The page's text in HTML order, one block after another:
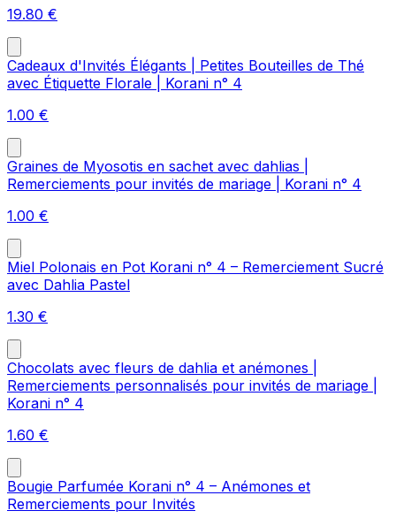
19.80 €
Cadeaux d'Invités Élégants | Petites Bouteilles de Thé
avec Étiquette Florale | Korani n° 4
1.00 €
Graines de Myosotis en sachet avec dahlias |
Remerciements pour invités de mariage | Korani n° 4
1.00 €
Miel Polonais en Pot Korani n° 4 – Remerciement Sucré
avec Dahlia Pastel
1.30 €
Chocolats avec fleurs de dahlia et anémones |
Remerciements personnalisés pour invités de mariage |
Korani n° 4
1.60 €
Bougie Parfumée Korani n° 4 – Anémones et
Remerciements pour Invités